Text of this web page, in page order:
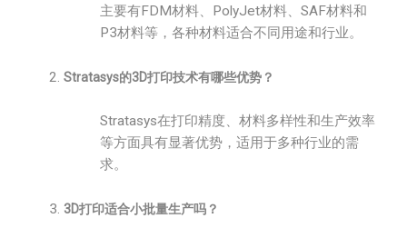
主要有FDM材料、PolyJet材料、SAF材料和
P3材料等，各种材料适合不同用途和行业。
Stratasys的3D打印技术有哪些优势？
Stratasys在打印精度、材料多样性和生产效率
等方面具有显著优势，适用于多种行业的需
求。
3D打印适合小批量生产吗？